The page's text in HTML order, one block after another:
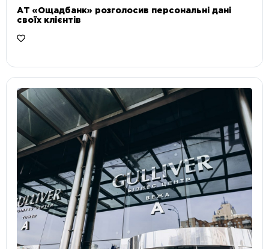
АТ «Ощадбанк» розголосив персональні дані
своїх клієнтів